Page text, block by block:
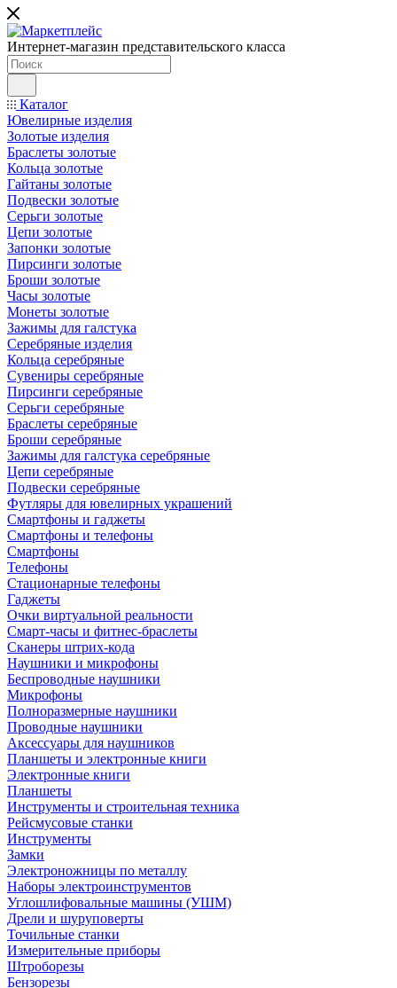
Интернет-магазин представительского класса
Каталог
Ювелирные изделия
Золотые изделия
Браслеты золотые
Кольца золотые
Гайтаны золотые
Подвески золотые
Серьги золотые
Цепи золотые
Запонки золотые
Пирсинги золотые
Броши золотые
Часы золотые
Монеты золотые
Зажимы для галстука
Серебряные изделия
Кольца серебряные
Сувениры серебряные
Пирсинги серебряные
Серьги серебряные
Браслеты серебряные
Броши серебряные
Зажимы для галстука серебряные
Цепи серебряные
Подвески серебряные
Футляры для ювелирных украшений
Смартфоны и гаджеты
Смартфоны и телефоны
Смартфоны
Телефоны
Стационарные телефоны
Гаджеты
Очки виртуальной реальности
Смарт-часы и фитнес-браслеты
Сканеры штрих-кода
Наушники и микрофоны
Беспроводные наушники
Микрофоны
Полноразмерные наушники
Проводные наушники
Аксессуары для наушников
Планшеты и электронные книги
Электронные книги
Планшеты
Инструменты и строительная техника
Рейсмусовые станки
Инструменты
Замки
Электроножницы по металлу
Наборы электроинструментов
Углошлифовальные машины (УШМ)
Дрели и шуруповерты
Точильные станки
Измерительные приборы
Штроборезы
Бензорезы